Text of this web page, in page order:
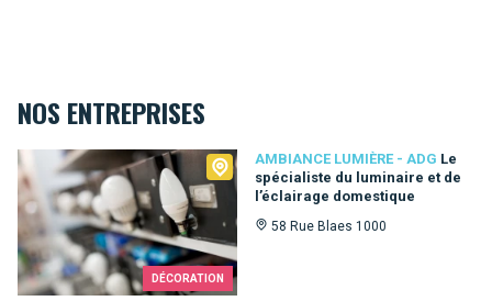
NOS ENTREPRISES
DÉCORATION
AMBIANCE LUMIÈRE - ADG Le
spécialiste du luminaire et de
l’éclairage domestique
58 Rue Blaes 1000
Ambiance Lumière - ADG